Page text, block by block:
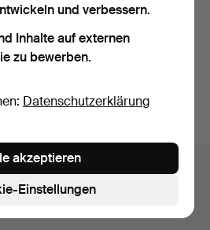
zur Kenntnis genommen habe.
erstellen
aufnehmen
und verbessern.
Inhalte auf externen
zu bewerben.
Datenschutzerklärung
Einstellungen
akzeptieren